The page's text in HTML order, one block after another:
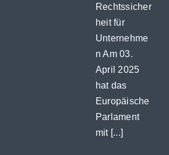
Rechtssicher
heit für
Unternehme
n Am 03.
April 2025
hat das
Europäische
Parlament
mit [...]